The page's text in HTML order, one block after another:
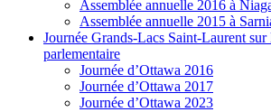
Assemblée annuelle 2016 à
Assemblée annuelle 2015 à
Journée Grands-Lacs Saint-Laurent
parlementaire
Journée d’Ottawa 2016
Journée d’Ottawa 2017
Journée d’Ottawa 2023